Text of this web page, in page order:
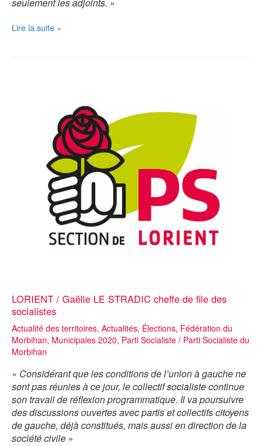
seulement les adjoints. »
GUIDEL
Lire la suite »
LORIENT / Gaëlle LE STRADIC cheffe de file des
socialistes
Actualité des territoires, Actualités, Élections, Fédération du
Morbihan, Municipales 2020, Parti Socialiste / Parti Socialiste du
Morbihan
« Considérant que les conditions de l’union à gauche ne
sont pas réunies à ce jour, le collectif socialiste continue
son travail de réflexion programmatique. Il va poursuivre
des discussions ouvertes avec partis et collectifs citoyens
de gauche, déjà constitués, mais aussi en direction de la
société civile »